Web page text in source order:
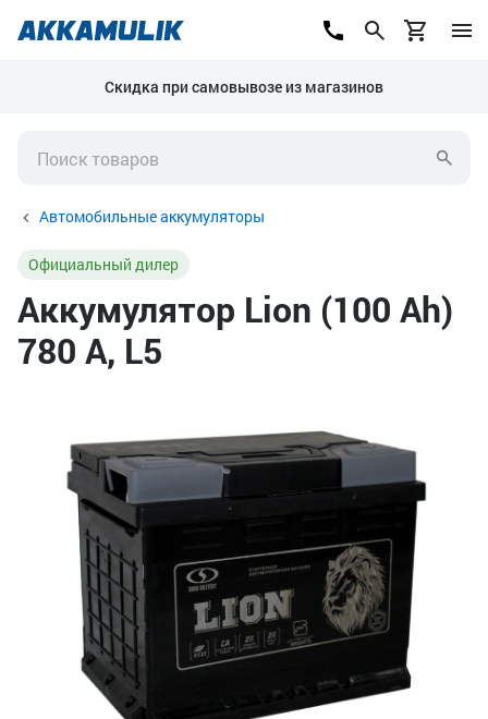
Скидка при самовывозе из магазинов
Автомобильные аккумуляторы
Официальный дилер
Аккумулятор Lion (100 Ah)
780 А, L5